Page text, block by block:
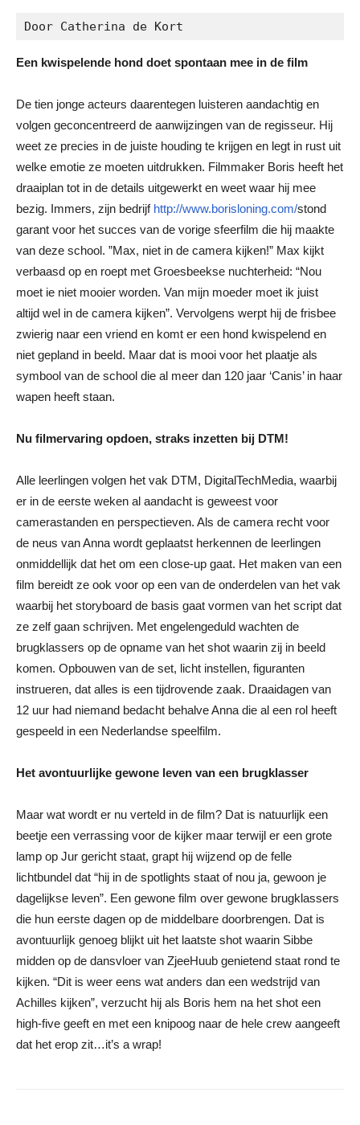
Door Catherina de Kort
Een kwispelende hond doet spontaan mee in de film
De tien jonge acteurs daarentegen luisteren aandachtig en
volgen geconcentreerd de aanwijzingen van de regisseur. Hij
weet ze precies in de juiste houding te krijgen en legt in rust uit
welke emotie ze moeten uitdrukken. Filmmaker Boris heeft het
draaiplan tot in de details uitgewerkt en weet waar hij mee
bezig. Immers, zijn bedrijf http://www.borisloning.com/stond
garant voor het succes van de vorige sfeerfilm die hij maakte
van deze school. ”Max, niet in de camera kijken!” Max kijkt
verbaasd op en roept met Groesbeekse nuchterheid: “Nou
moet ie niet mooier worden. Van mijn moeder moet ik juist
altijd wel in de camera kijken”. Vervolgens werpt hij de frisbee
zwierig naar een vriend en komt er een hond kwispelend en
niet gepland in beeld. Maar dat is mooi voor het plaatje als
symbool van de school die al meer dan 120 jaar ‘Canis’ in haar
wapen heeft staan.
Nu filmervaring opdoen, straks inzetten bij DTM!
Alle leerlingen volgen het vak DTM, DigitalTechMedia, waarbij
er in de eerste weken al aandacht is geweest voor
camerastanden en perspectieven. Als de camera recht voor
de neus van Anna wordt geplaatst herkennen de leerlingen
onmiddellijk dat het om een close-up gaat. Het maken van een
film bereidt ze ook voor op een van de onderdelen van het vak
waarbij het storyboard de basis gaat vormen van het script dat
ze zelf gaan schrijven. Met engelengeduld wachten de
brugklassers op de opname van het shot waarin zij in beeld
komen. Opbouwen van de set, licht instellen, figuranten
instrueren, dat alles is een tijdrovende zaak. Draaidagen van
12 uur had niemand bedacht behalve Anna die al een rol heeft
gespeeld in een Nederlandse speelfilm.
Het avontuurlijke gewone leven van een brugklasser
Maar wat wordt er nu verteld in de film? Dat is natuurlijk een
beetje een verrassing voor de kijker maar terwijl er een grote
lamp op Jur gericht staat, grapt hij wijzend op de felle
lichtbundel dat “hij in de spotlights staat of nou ja, gewoon je
dagelijkse leven”. Een gewone film over gewone brugklassers
die hun eerste dagen op de middelbare doorbrengen. Dat is
avontuurlijk genoeg blijkt uit het laatste shot waarin Sibbe
midden op de dansvloer van ZjeeHuub genietend staat rond te
kijken. “Dit is weer eens wat anders dan een wedstrijd van
Achilles kijken”, verzucht hij als Boris hem na het shot een
high-five geeft en met een knipoog naar de hele crew aangeeft
dat het erop zit…it’s a wrap!